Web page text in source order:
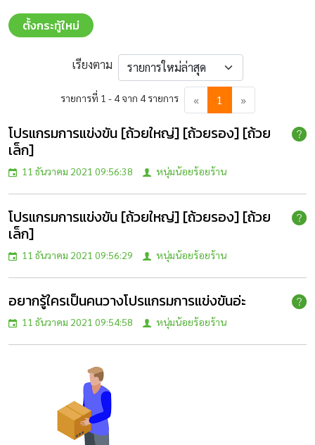
ตั้งกระทู้ใหม่
เรียงตาม
รายการที่ 1 - 4 จาก 4 รายการ « 1 »
โปรแกรมการแข่งขัน [ถ้วยใหญ่] [ถ้วยรอง] [ถ้วย
เล็ก]
11 ธันวาคม 2021 09:56:38 หนุ่มน้อยร้อยร้าน
โปรแกรมการแข่งขัน [ถ้วยใหญ่] [ถ้วยรอง] [ถ้วย
เล็ก]
11 ธันวาคม 2021 09:56:29 หนุ่มน้อยร้อยร้าน
อยากรู้ใครเป็นคนวางโปรแกรมการแข่งขันอ่ะ
11 ธันวาคม 2021 09:54:58 หนุ่มน้อยร้อยร้าน